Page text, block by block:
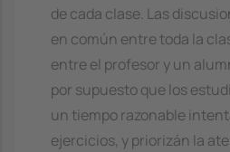
de cada clase. Las
en común entre toda la
entre el profesor y un
por supuesto que los
un tiempo razonable
ejercicios, y priorizán la